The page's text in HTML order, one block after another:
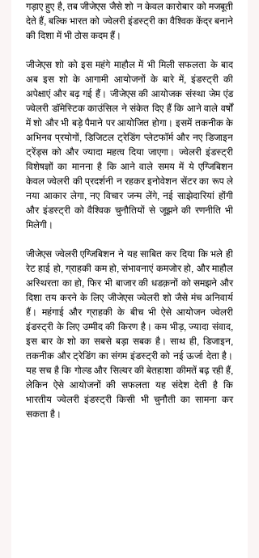
गड़ाए हुए है, तब जीजेएस जैसे शो न केवल कारोबार को मजबूती
देते हैं, बल्कि भारत को ज्वेलरी इंडस्ट्री का वैश्विक केंद्र बनाने
की दिशा में भी ठोस कदम हैं।
जीजेएस शो को इस महंगे माहौल में भी मिली सफलता के बाद
अब इस शो के आगामी आयोजनों के बारे में, इंडस्ट्री की
अपेक्षाएं और बढ़ गई हैं। जीजेएस की आयोजक संस्था जेम एंड
ज्वेलरी डॉमेस्टिक काउंसिल ने संकेत दिए हैं कि आने वाले वर्षों
में शो और भी बड़े पैमाने पर आयोजित होगा। इसमें तकनीक के
अभिनव प्रयोगों, डिजिटल ट्रेडिंग प्लेटफॉर्म और नए डिजाइन
ट्रेंड्स को और ज्यादा महत्व दिया जाएगा। ज्वेलरी इंडस्ट्री
विशेषज्ञों का मानना है कि आने वाले समय में ये एग्जिबिशन
केवल ज्वेलरी की प्रदर्शनी न रहकर इनोवेशन सेंटर का रूप ले
नया आकार लेगा, नए विचार जन्म लेंगे, नई साझेदारियां होंगी
और इंडस्ट्री को वैश्विक चुनौतियों से जूझने की रणनीति भी
मिलेगी।
जीजेएस ज्वेलरी एग्जिबिशन ने यह साबित कर दिया कि भले ही
रेट हाई हो, ग्राहकी कम हो, संभावनाएं कमजोर हो, और माहौल
अस्थिरता का हो, फिर भी बाजार की धडक़नों को समझने और
दिशा तय करने के लिए जीजेएस ज्वेलरी शो जैसे मंच अनिवार्य
हैं। महंगाई और ग्राहकी के बीच भी ऐसे आयोजन ज्वेलरी
इंडस्ट्री के लिए उम्मीद की किरण है। कम भीड़, ज्यादा संवाद,
इस बार के शो का सबसे बड़ा सबक है। साथ ही, डिजाइन,
तकनीक और ट्रेडिंग का संगम इंडस्ट्री को नई ऊर्जा देता है।
यह सच है कि गोल्ड और सिल्वर की बेतहाशा कीमतें बढ़ रही हैं,
लेकिन ऐसे आयोजनों की सफलता यह संदेश देती है कि
भारतीय ज्वेलरी इंडस्ट्री किसी भी चुनौती का सामना कर
सकता है।